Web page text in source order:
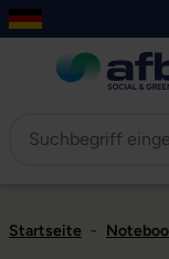
Hauptinhalt
Zur Navigation der
Startseite -